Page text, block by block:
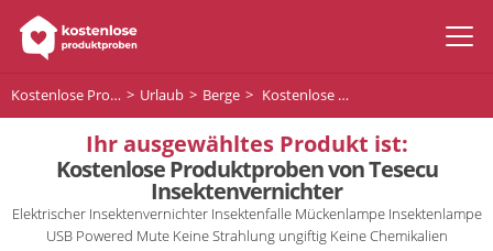
Kostenlose Produktproben Urlaub Berge Kostenlose Produktproben von Tesecu Insektenvernichter
Ihr ausgewähltes Produkt ist:
Kostenlose Produktproben von Tesecu
Insektenvernichter
Elektrischer Insektenvernichter Insektenfalle Mückenlampe Insektenlampe
USB Powered Mute Keine Strahlung ungiftig Keine Chemikalien